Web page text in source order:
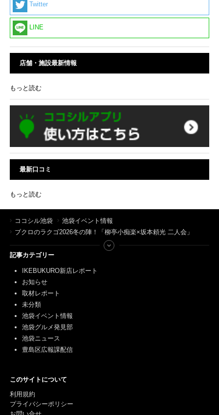
Twitter
LINE
店舗・施設最新情報
もっと読む
最新口コミ
もっと読む
ココシル池袋
池袋イベント情報
ブクロのラクゴ2026冬の陣！「柳亭小痴楽×坂本頼光 二人会」
記事カテゴリー
IKEBUKURO新店レポート
お知らせ
取材レポート
未分類
池袋イベント情報
池袋グルメ発見部
池袋ニュース
豊島区広報課配信
このサイトについて
利用規約
プライバシーポリシー